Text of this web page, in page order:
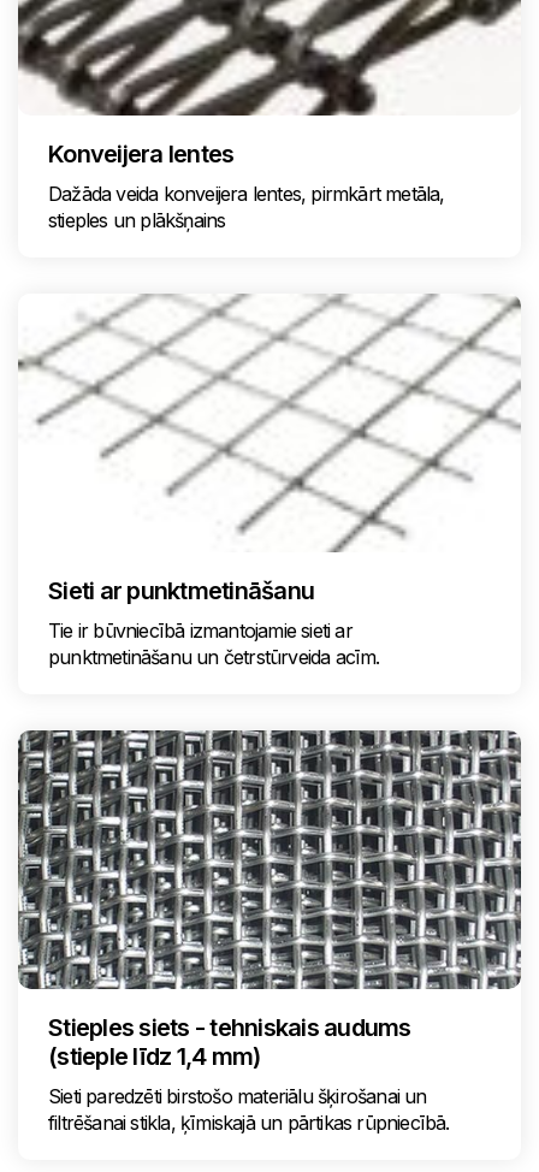
Konveijera lentes
Dažāda veida konveijera lentes, pirmkārt metāla,
stieples un plākšņains
Sieti ar punktmetināšanu
Tie ir būvniecībā izmantojamie sieti ar
punktmetināšanu un četrstūrveida acīm.
Stieples siets - tehniskais audums
(stieple līdz 1,4 mm)
Sieti paredzēti birstošo materiālu šķirošanai un
filtrēšanai stikla, ķīmiskajā un pārtikas rūpniecībā.